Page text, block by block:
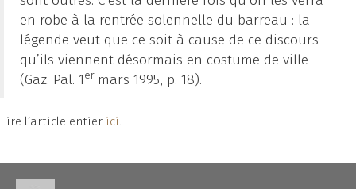
en robe à la rentrée solennelle du barreau : la
légende veut que ce soit à cause de ce discours
qu’ils viennent désormais en costume de ville
(Gaz. Pal. 1 er mars 1995, p. 18).
Lire l’article entier ici.